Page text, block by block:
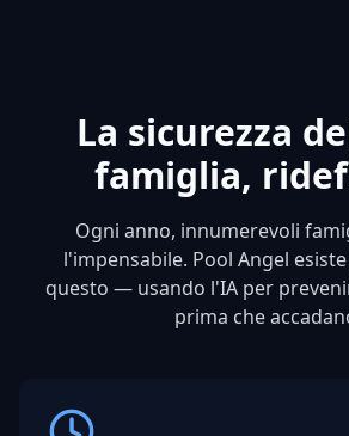
La sicurezza
famiglia,
Ogni anno, innumerevoli
l'impensabile. Pool Angel
questo — usando l'IA per
prima che